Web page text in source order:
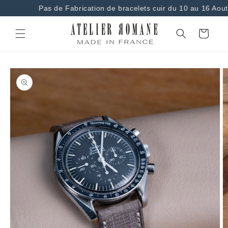
Pas de Fabrication de bracelets cuir du 10 au 16
contenu
Panier
Passer aux
informations
produits